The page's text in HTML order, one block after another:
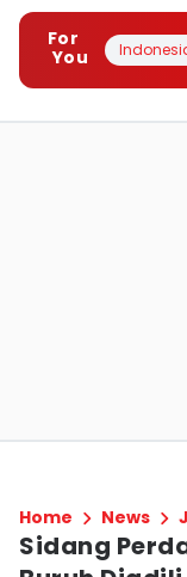
For
You
Home News
Sidang